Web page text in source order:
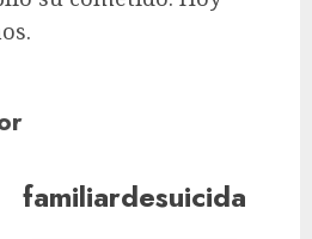
familiardesuicida